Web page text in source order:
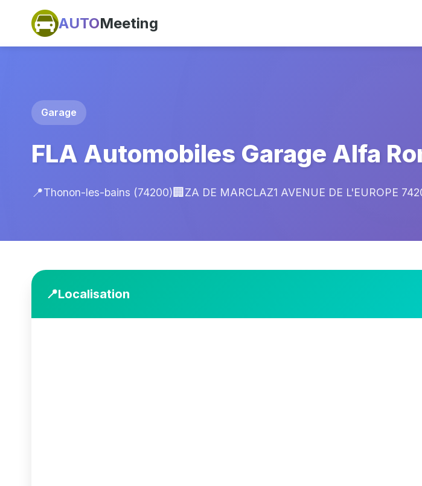
AUTOMeeting
Garage
FLA Automobiles Garage Alfa
📍Thonon-les-bains (74200)🏢 ZA DE MARCLAZ1 AVENUE DE L'EUROPE
📍Localisation